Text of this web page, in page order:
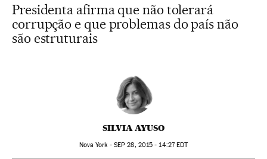
Presidenta afirma que não tolerará
corrupção e que problemas do país não
são estruturais
SILVIA AYUSO
Nova York - SEP 28, 2015 - 14:27EDT